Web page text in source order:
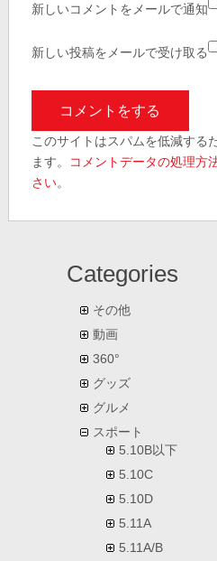
新しいコメントをメールで通知
新しい投稿をメールで受け取る
このサイトはスパムを低減する
ます。
コメントデータの処理方
さい。
Categories
その他
動画
360°
グッズ
グルメ
スポート
5.10B以下
5.10C
5.10D
5.11A
5.11A/B